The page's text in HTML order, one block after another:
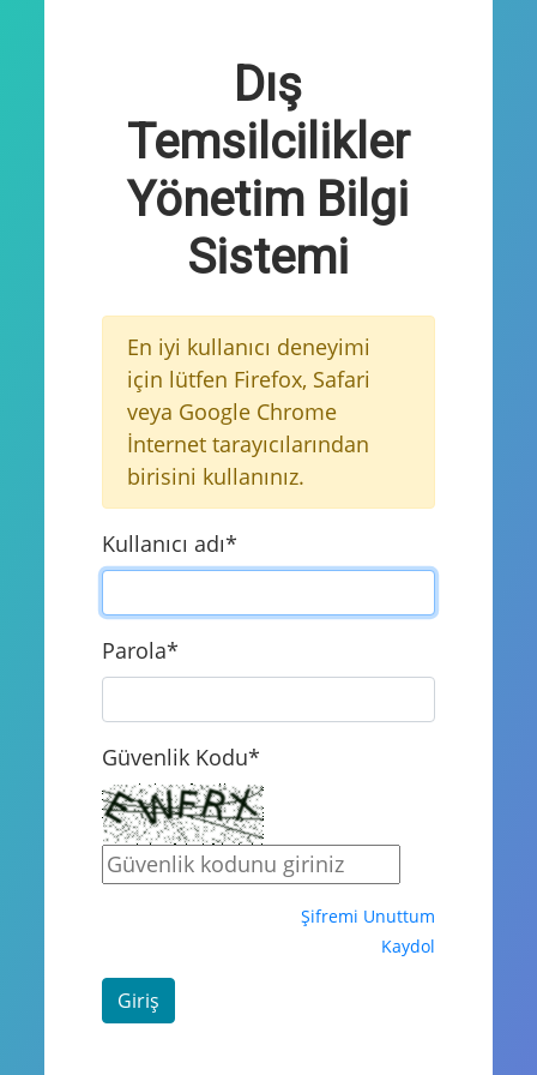
Dış
Temsilcilikler
Yönetim Bilgi
Sistemi
En iyi kullanıcı deneyimi
için lütfen Firefox, Safari
veya Google Chrome
İnternet tarayıcılarından
birisini kullanınız.
Kullanıcı adı*
Parola*
Güvenlik Kodu*
Şifremi Unuttum
Kaydol
Giriş